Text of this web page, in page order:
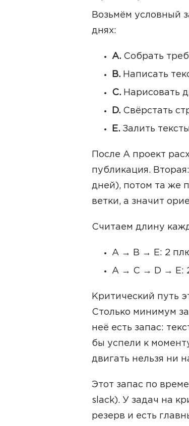
Возьмём условный
днях:
A. Собрать
B. Написать
C. Нарисовать
D. Свёрстать
E. Залить
После A проект
публикация.
дней), потом та же
ветки, а значит
Считаем длину
A → B → E: 2
A → C → D → E:
Критический путь
Столько минимум
неё есть запас:
бы успели к
двигать нельзя ни
Этот запас по
slack). У задач на
резерв и есть